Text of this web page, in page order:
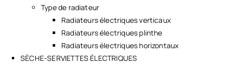
Type de radiateur
Radiateurs électriques verticaux
Radiateurs électriques plinthe
Radiateurs électriques horizontaux
SÈCHE-SERVIETTES ÉLECTRIQUES